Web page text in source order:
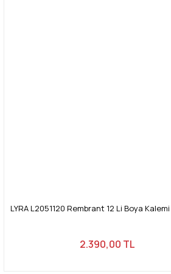
LYRA L2051120 Rembrant 12 Li Boya
2.390,00 TL